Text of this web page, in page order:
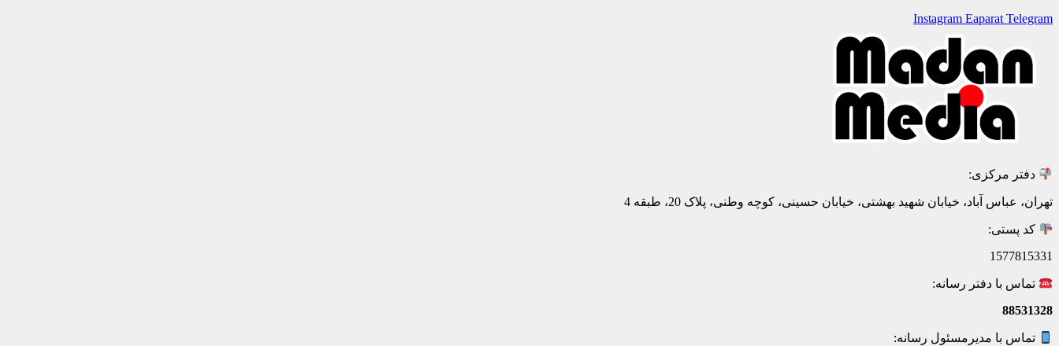
Instagram Eaparat Telegram
دفتر مرکزی:
تهران، عباس آباد، خیابان شهید بهشتی، خیابان حسینی، کوچه وطنی، پلاک 20، طبقه 4
کد پستی:
1577815331
تماس با دفتر رسانه:
88531328
تماس با مدیرمسئول رسانه: